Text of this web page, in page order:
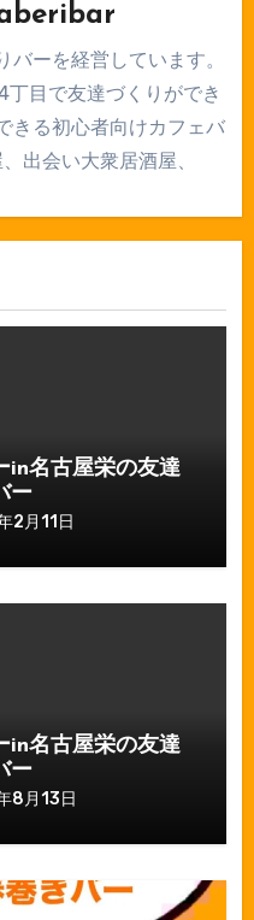
ーを経営しています。
目で友達づくりができ
きる初心者向けカフェバ
出会い大衆居酒屋、
in名古屋栄の友達
ー
2月11日
in名古屋栄の友達
ー
8月13日